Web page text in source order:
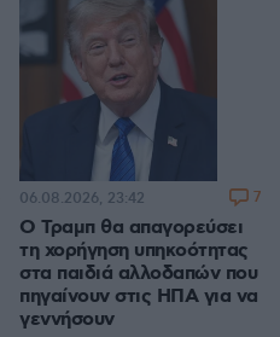
Ο Τραμπ θα απαγορεύσει
τη χορήγηση υπηκοότητας
στα παιδιά αλλοδαπών που
πηγαίνουν στις ΗΠΑ για να
γεννήσουν
06.08.2026, 23:42 7